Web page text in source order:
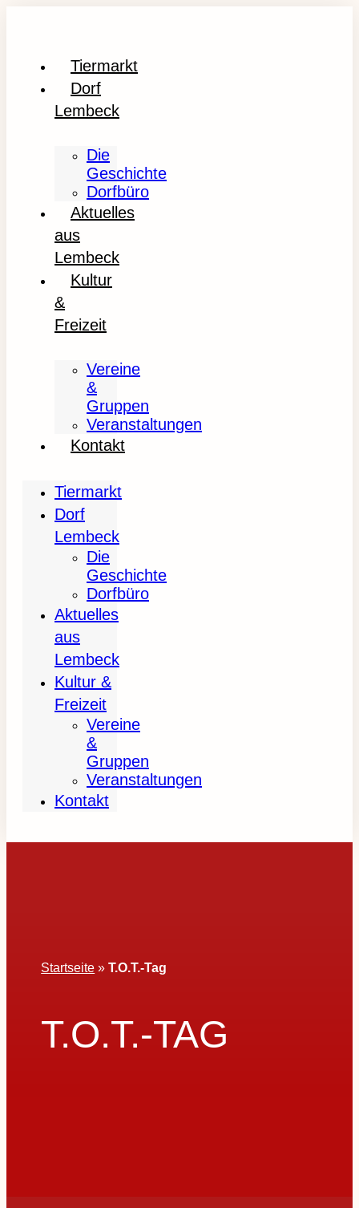
Tiermarkt
Dorf
Lembeck
Die
Geschichte
Dorfbüro
Aktuelles
aus
Lembeck
Kultur
&
Freizeit
Vereine
&
Gruppen
Veranstaltungen
Kontakt
Tiermarkt
Dorf
Lembeck
Die
Geschichte
Dorfbüro
Aktuelles
aus
Lembeck
Kultur &
Freizeit
Vereine
&
Gruppen
Veranstaltungen
Kontakt
Startseite »T.O.T.-Tag
T.O.T.-TAG